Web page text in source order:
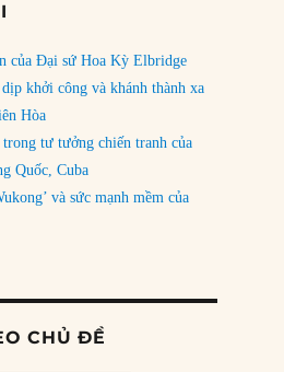
của Đại sứ Hoa Kỳ Elbridge
khởi công và khánh thành xa
Hòa
tư tưởng chiến tranh của
Quốc, Cuba
và sức mạnh mềm của
CHỦ ĐỀ